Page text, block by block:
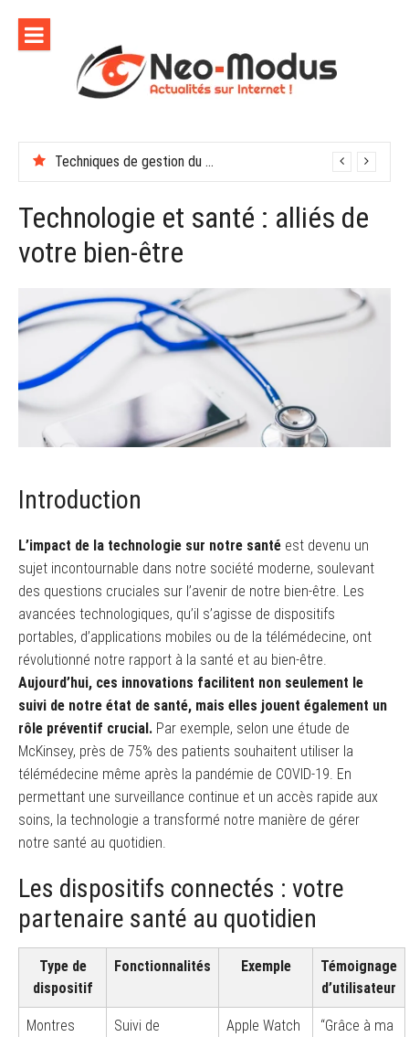
contenu
Techniques de gestion du stress au travail : 7 méthodes
Déconnexion numérique : pourquoi c’est vital en 2026
Technologie et santé : alliés de
votre bien-être
Introduction
L’impact de la technologie sur notre santé est devenu un
sujet incontournable dans notre société moderne, soulevant
des questions cruciales sur l’avenir de notre bien-être. Les
avancées technologiques, qu’il s’agisse de dispositifs
portables, d’applications mobiles ou de la télémédecine, ont
révolutionné notre rapport à la santé et au bien-être.
Aujourd’hui, ces innovations facilitent non seulement le
suivi de notre état de santé, mais elles jouent également un
rôle préventif crucial. Par exemple, selon une étude de
McKinsey, près de 75% des patients souhaitent utiliser la
télémédecine même après la pandémie de COVID-19. En
permettant une surveillance continue et un accès rapide aux
soins, la technologie a transformé notre manière de gérer
notre santé au quotidien.
Les dispositifs connectés : votre
partenaire santé au quotidien
Type de
dispositif
Fonctionnalités Exemple
Témoignage
d’utilisateur
Montres
Suivi de
Apple Watch
“Grâce à ma